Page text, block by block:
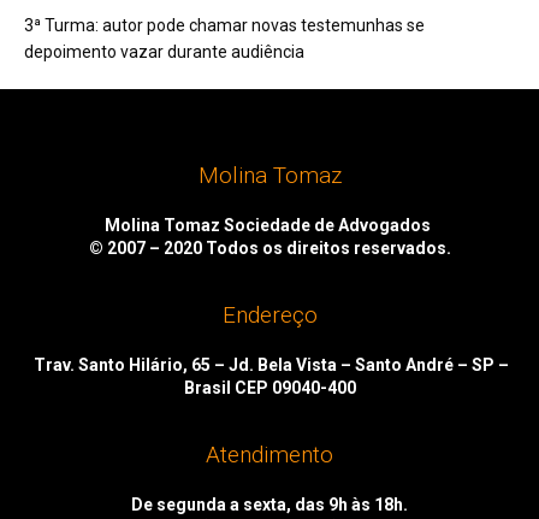
3ª Turma: autor pode chamar novas testemunhas se
depoimento vazar durante audiência
Molina Tomaz
Molina Tomaz Sociedade de Advogados
© 2007 – 2020 Todos os direitos reservados.
Endereço
Trav. Santo Hilário, 65 – Jd. Bela Vista – Santo André – SP –
Brasil CEP 09040-400
Atendimento
De segunda a sexta, das 9h às 18h.